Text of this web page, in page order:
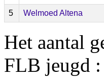
5 Welmoed Altena
Het aantal
FLB jeugd